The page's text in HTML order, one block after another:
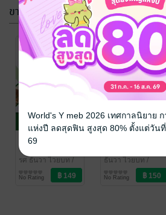
อาหารสำหรับ
ครั้งที่ 2
รศ ธันวา ไวยบท
สัตว์เลี้ยง
No Rating
อาหารและการ
ให้อาหารสัตว์
ธันวา ไวยบท
ความรู้ทั่วไป
1 Rating
ขายดี
การจัดการ
ระบบสืบพันธุ์
สัตว์
รศ ธันวา ไวยบท /
No Rating
สัตว์
ธันวา ไวยบท /
การศึกษา/ตำรา
เรียน
No Rating
World's Y meb 2026 เทศกาลนิยาย
แห่งปี ลดสุดฟิน สูงสุด 80% ตั้งแต่วันที่
69